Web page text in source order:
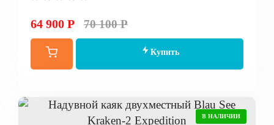
64 900 Р 70 100 Р
Купить
В НАЛИЧИИ